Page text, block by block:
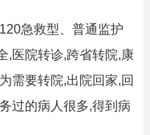
急救型、普通监护
,医院转诊,跨省转院,康
需要转院,出院回家,回
过的病人很多,得到病